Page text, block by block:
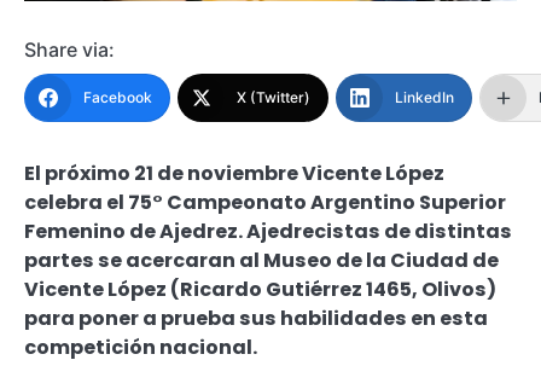
Share via:
Facebook X (Twitter) LinkedIn
El próximo 21 de noviembre Vicente López
celebra el 75° Campeonato Argentino Superior
Femenino de Ajedrez. Ajedrecistas de distintas
partes se acercaran al Museo de la Ciudad de
Vicente López (Ricardo Gutiérrez 1465, Olivos)
para poner a prueba sus habilidades en esta
competición nacional.